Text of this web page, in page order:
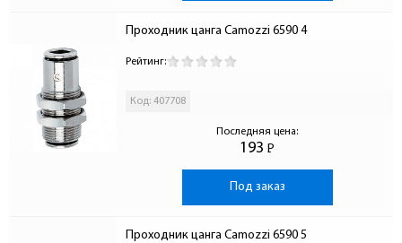
Проходник цанга Camozzi 6590 4
Рейтинг:
Код: 407708
Последняя цена:
193 Р
-
Под заказ
Проходник цанга Camozzi 6590 5